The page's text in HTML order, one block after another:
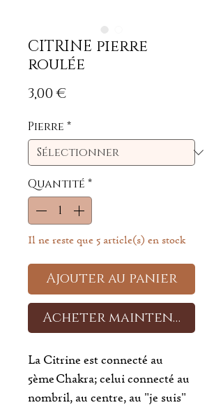
CITRINE pierre
roulée
3,00 €Prix
Pierre *
Quantité *
Il ne reste que 5 article(s) en stock
Ajouter au panier
Acheter maintenant
La Citrine est connecté au
5ème Chakra; celui connecté au
nombril, au centre, au "je suis"